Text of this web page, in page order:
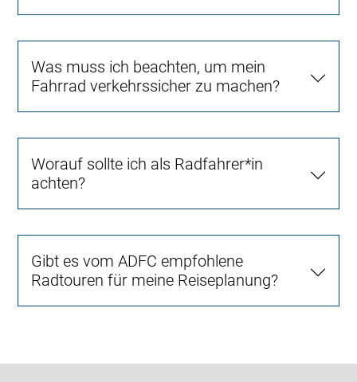
Was muss ich beachten, um mein
Fahrrad verkehrssicher zu machen?
Worauf sollte ich als Radfahrer*in
achten?
Gibt es vom ADFC empfohlene
Radtouren für meine Reiseplanung?